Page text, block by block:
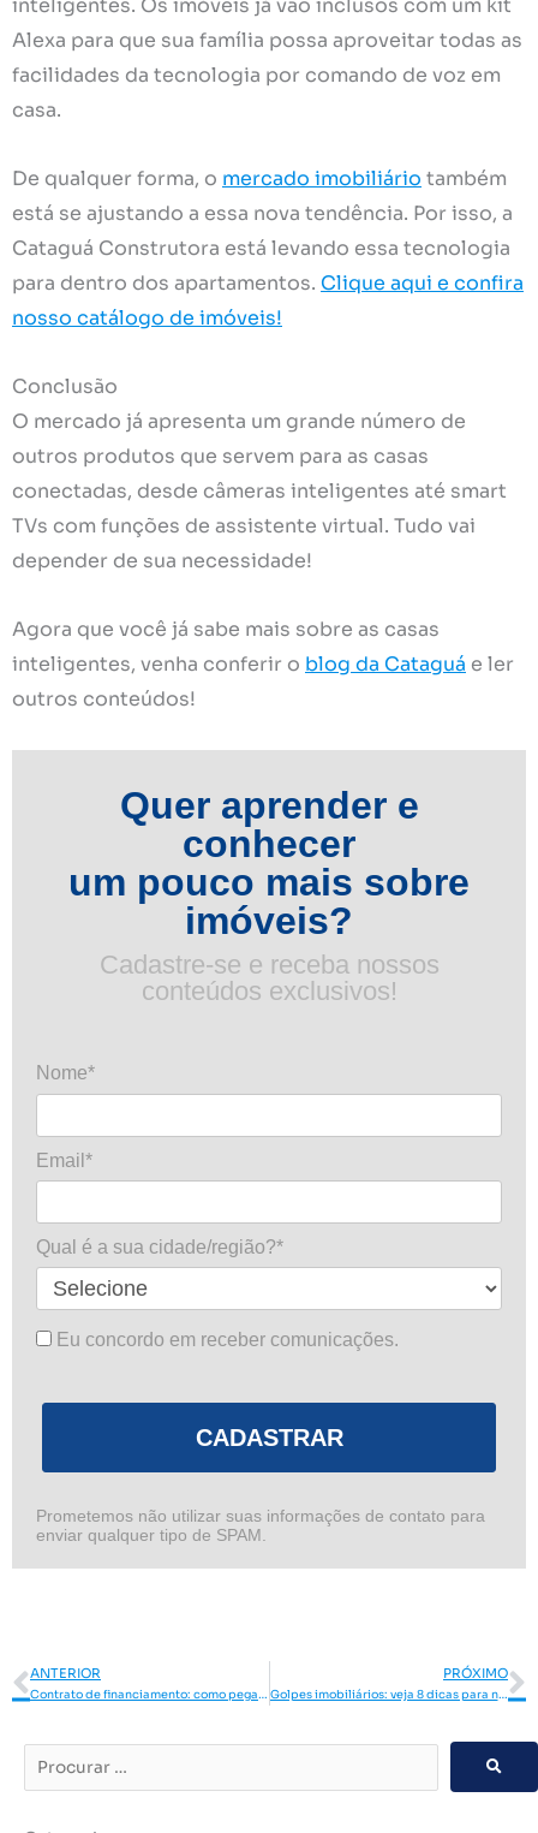
inteligentes. Os imóveis já vão inclusos com um kit
Alexa para que sua família possa aproveitar todas as
facilidades da tecnologia por comando de voz em
casa.
De qualquer forma, o mercado imobiliário também
está se ajustando a essa nova tendência. Por isso, a
Cataguá Construtora está levando essa tecnologia
para dentro dos apartamentos. Clique aqui e confira
nosso catálogo de imóveis!
Conclusão
O mercado já apresenta um grande número de
outros produtos que servem para as casas
conectadas, desde câmeras inteligentes até smart
TVs com funções de assistente virtual. Tudo vai
depender de sua necessidade!
Agora que você já sabe mais sobre as casas
inteligentes, venha conferir o blog da Cataguá e ler
outros conteúdos!
Quer aprender e
conhecer
um pouco mais sobre
imóveis?
Cadastre-se e receba nossos
conteúdos exclusivos!
Nome*
Email*
Qual é a sua cidade/região?*
Eu concordo em receber comunicações.
CADASTRAR
Prometemos não utilizar suas informações de contato para
enviar qualquer tipo de SPAM.
Anterior
ANTERIOR
Contrato de financiamento: como pegar, quem assina e o que precisa para registrar
PRÓXIMO
Golpes imobiliários: veja 8 dicas para não ser enganado
Procurar
…